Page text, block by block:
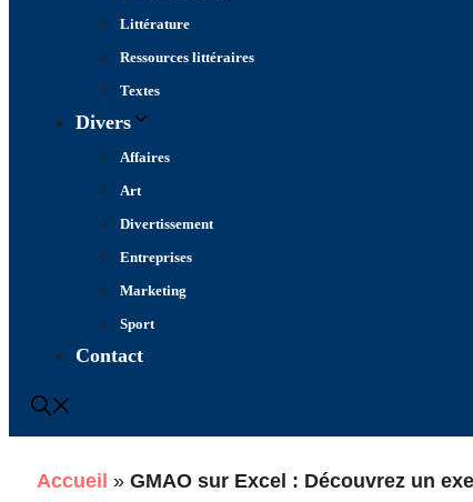
Littérature
Ressources littéraires
Textes
Divers
Affaires
Art
Divertissement
Entreprises
Marketing
Sport
Contact
Accueil » GMAO sur Excel : Découvrez un